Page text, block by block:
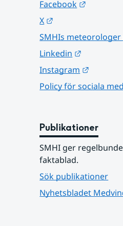
Facebook
X
SMHIs meteorologer
Linkedin
Instagram
Policy för sociala
Publikationer
SMHI ger
faktablad.
Sök publikationer
Nyhetsbladet